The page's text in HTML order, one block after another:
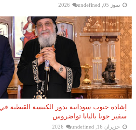
تموز 05, 2026 undefined
إشادة جنوب سودانية بدور الكنيسة القبطية
سفير جوبا بالبابا تواضروس
حزيران 16, 2026 undefined